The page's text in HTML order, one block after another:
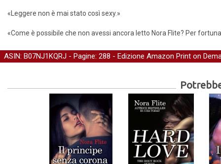
«Leggere non è mai stato così sexy.»
«Come è possibile che non avessi ancora letto Nora Flite? Per
ASIN: B07NJ1KQRJ - Pagine: 288 - Edizione Amazon Print on